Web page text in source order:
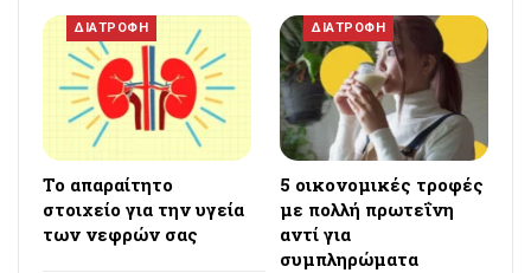
ΔΙΑΤΡΟΦΗ
Το απαραίτητο
στοιχείο για την υγεία
των νεφρών σας
ΔΙΑΤΡΟΦΗ
5 οικονομικές τροφές
με πολλή πρωτεΐνη
αντί για
συμπληρώματα